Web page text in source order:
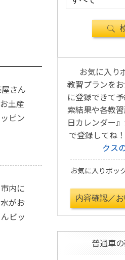
さん
土産
ピン
内に
がお
ビッ
お気に入り
教習プランを
に登録できて
索結果や各教
日カレンダー
で登録してね
クス
お気に入りボッ
普通車